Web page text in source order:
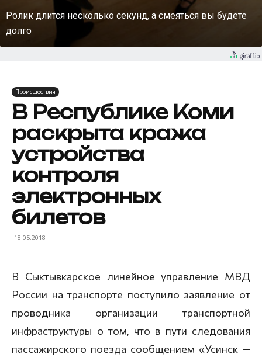
Ролик длится несколько секунд, а смеяться вы будете
долго
Происшествия
В Республике Коми
раскрыта кража
устройства
контроля
электронных
билетов
18.05.2018
В Сыктывкарское линейное управление МВД
России на транспорте поступило заявление от
проводника организации транспортной
инфраструктуры о том, что в пути следования
пассажирского поезда сообщением «Усинск —